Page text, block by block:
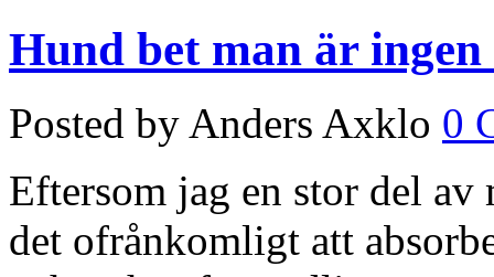
Hund bet man är ingen
Posted by Anders Axklo 0
Eftersom jag en stor del
det ofrånkomligt att